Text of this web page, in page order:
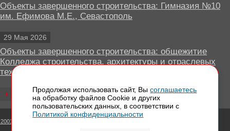
Объекты завершенного строительства: Гимназия №10
им. Ефимова М.Е., Севастополь
29 Мая 2026
Объекты завершенного строительства: общежитие
Колледжа строительства, архитектуры и отраслевых
технологий, Липецк
Все новости
- 2026 Вентилируемые фасады КРАСПАН
Продолжая использовать сайт, Высоглашаетесь
на обработку файлов Сookie и других
пользовательских данных, в соответствии с
Политикой конфиденциальности